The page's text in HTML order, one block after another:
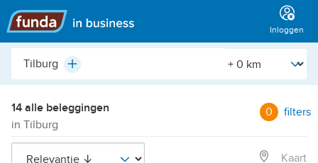
Hoofdmenu
Inloggen
Plaats,
etc.
Plus [Straal]
14 alle beleggingen
in Tilburg
0 filters
Kaart